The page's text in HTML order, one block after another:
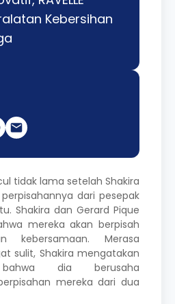
Kebersihan
tidak lama setelah Shakira
dari pesepak
Shakira dan Gerard Pique
mereka akan berpisah
kebersamaan. Merasa
sulit, Shakira mengatakan
dia berusaha
mereka dari dua